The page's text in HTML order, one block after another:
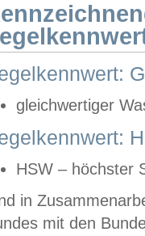
gleichwertiger
HSW – höchster
in
mit den